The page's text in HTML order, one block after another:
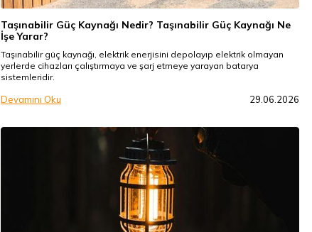
Taşınabilir Güç Kaynağı Nedir? Taşınabilir Güç Kaynağı Ne
İşe Yarar?
Taşınabilir güç kaynağı, elektrik enerjisini depolayıp elektrik olmayan
yerlerde cihazları çalıştırmaya ve şarj etmeye yarayan batarya
sistemleridir.
Devamını Oku 29.06.2026